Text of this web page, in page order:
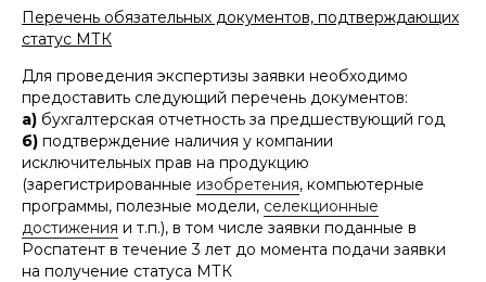
Перечень обязательных документов, подтверждающих
статус МТК
Для проведения экспертизы заявки необходимо
предоставить следующий перечень документов:
а) бухгалтерская отчетность за предшествующий год
б) подтверждение наличия у компании
исключительных прав на продукцию
(зарегистрированные изобретения, компьютерные
программы, полезные модели, селекционные
достижения и т.п.), в том числе заявки поданные в
Роспатент в течение 3 лет до момента подачи заявки
на получение статуса МТК